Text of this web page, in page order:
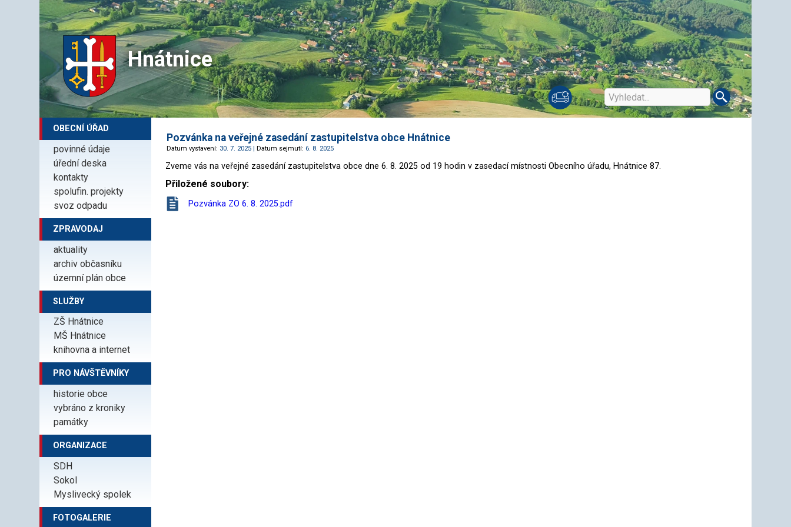
Hnátnice
OBECNÍ ÚŘAD
povinné údaje
úřední deska
kontakty
spolufin. projekty
svoz odpadu
ZPRAVODAJ
aktuality
archiv občasníku
územní plán obce
SLUŽBY
ZŠ Hnátnice
MŠ Hnátnice
knihovna a internet
PRO NÁVŠTĚVNÍKY
historie obce
vybráno z kroniky
památky
ORGANIZACE
SDH
Sokol
Myslivecký spolek
FOTOGALERIE
Pozvánka na veřejné zasedání zastupitelstva obce Hnátnice
Datum vystavení: 30. 7. 2025 |Datum sejmutí: 6. 8. 2025
Zveme vás na veřejné zasedání zastupitelstva obce dne 6. 8. 2025 od 19 hodin v zasedací místnosti Obecního úřadu, Hnátnice 87.
Přiložené soubory:
Pozvánka ZO 6. 8. 2025.pdf